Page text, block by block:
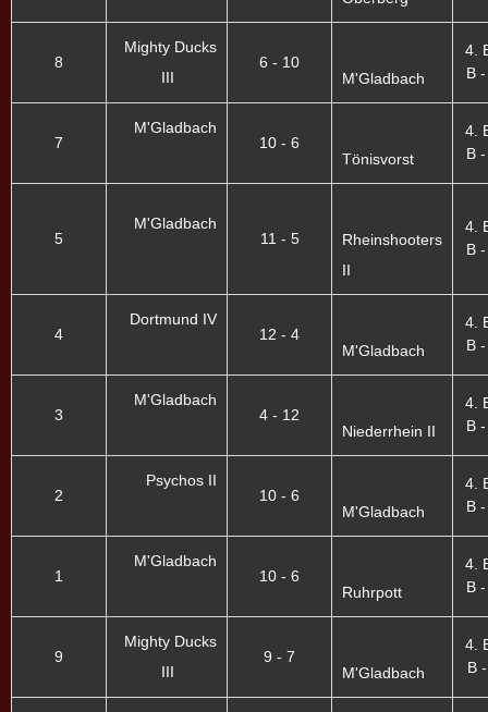
8
Mighty Ducks
III
6 - 10
M'Gladbach
4.
B
7
M'Gladbach
10 - 6
Tönisvorst
4.
B
5
M'Gladbach
11 - 5
Rheinshooters
II
4.
B
4
Dortmund IV
12 - 4
M'Gladbach
4.
B
3
M'Gladbach
4 - 12
Niederrhein II
4.
B
2
Psychos II
10 - 6
M'Gladbach
4.
B
1
M'Gladbach
10 - 6
Ruhrpott
4.
B
9
Mighty Ducks
III
9 - 7
M'Gladbach
4.
B